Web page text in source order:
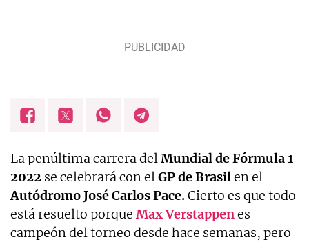
La penúltima carrera delMundial de Fórmula 1
2022 se celebrará con elGP de Brasilen el
Autódromo José Carlos Pace.Cierto es que todo
está resuelto porque Max Verstappenes
campeón del torneo desde hace semanas, pero